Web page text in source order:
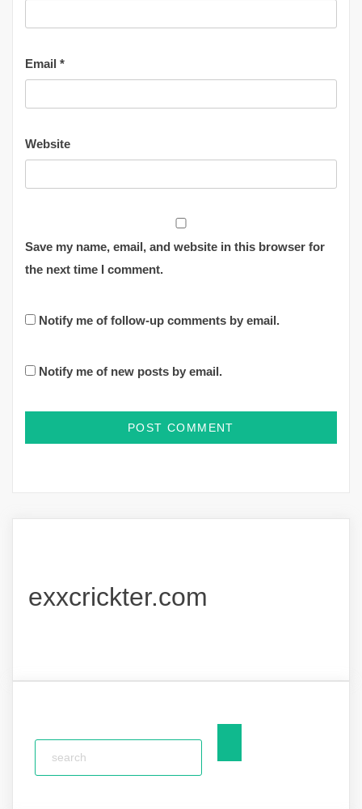
Email *
Website
Save my name, email, and website in this browser for
the next time I comment.
Notify me of follow-up comments by email.
Notify me of new posts by email.
exxcrickter.com